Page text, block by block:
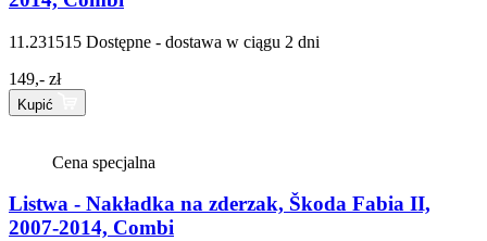
11.231515 Dostępne - dostawa w ciągu 2 dni
149,- zł
Kupić
Cena specjalna
Listwa - Nakładka na zderzak, Škoda Fabia II,
2007-2014, Combi